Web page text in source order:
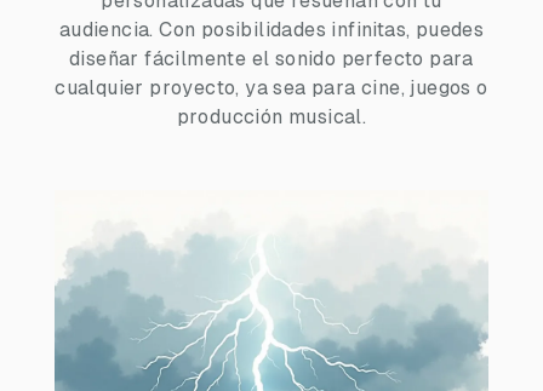
audiencia. Con posibilidades infinitas, puedes
diseñar fácilmente el sonido perfecto para
cualquier proyecto, ya sea para cine, juegos o
producción musical.